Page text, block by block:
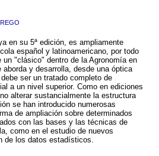
en su 5ª edición, es ampliamente
español y latinoamericano, por todo
un "clásico" dentro de la Agronomía en
aborda y desarrolla, desde una óptica
ser un tratado completo de
a un nivel superior. Como en ediciones
alterar sustancialmente la estructura
se han introducido numerosas
de ampliación sobre determinados
con las bases y las técnicas de
como en el estudio de nuevos
de los datos estadísticos.